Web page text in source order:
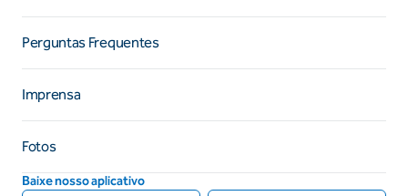
Perguntas Frequentes
Imprensa
Fotos
Baixe nosso aplicativo